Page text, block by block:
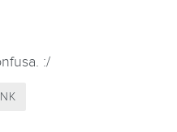
:/